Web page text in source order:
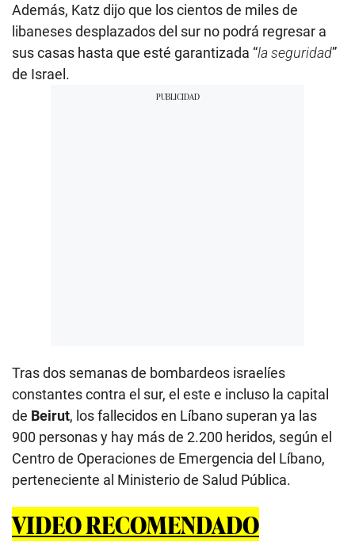
Además, Katz dijo que los cientos de miles de
libaneses desplazados del sur no podrá regresar a
sus casas hasta que esté garantizada “la seguridad”
de Israel.
Tras dos semanas de bombardeos israelíes
constantes contra el sur, el este e incluso la capital
de Beirut, los fallecidos en Líbano superan ya las
900 personas y hay más de 2.200 heridos, según el
Centro de Operaciones de Emergencia del Líbano,
perteneciente al Ministerio de Salud Pública.
VIDEO RECOMENDADO